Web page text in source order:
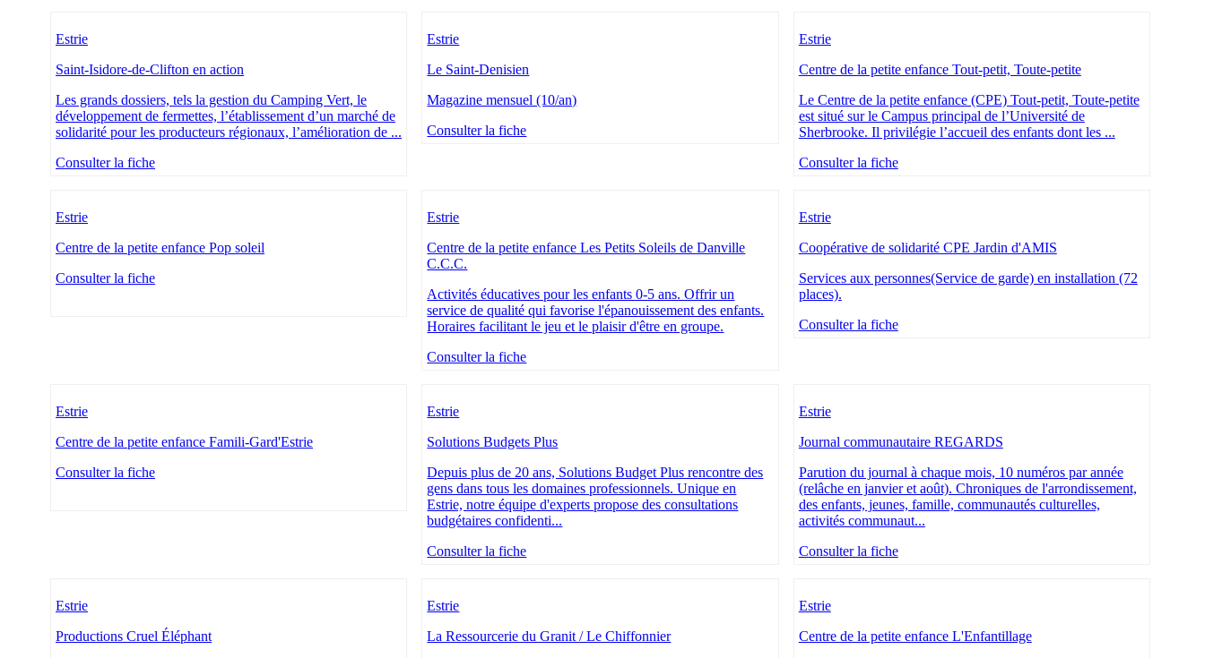
Estrie
Saint-Isidore-de-Clifton en action
Les grands dossiers, tels la gestion du Camping Vert, le
développement de fermettes, l’établissement d’un marché de
solidarité pour les producteurs régionaux, l’amélioration de ...
Consulter la fiche
Estrie
Le Saint-Denisien
Magazine mensuel (10/an)
Consulter la fiche
Estrie
Centre de la petite enfance Tout-petit, Toute-petite
Le Centre de la petite enfance (CPE) Tout-petit, Toute-petite
est situé sur le Campus principal de l’Université de
Sherbrooke. Il privilégie l’accueil des enfants dont les ...
Consulter la fiche
Estrie
Centre de la petite enfance Pop soleil
Consulter la fiche
Estrie
Centre de la petite enfance Les Petits Soleils de Danville
C.C.C.
Activités éducatives pour les enfants 0-5 ans. Offrir un
service de qualité qui favorise l'épanouissement des enfants.
Horaires facilitant le jeu et le plaisir d'être en groupe.
Consulter la fiche
Estrie
Coopérative de solidarité CPE Jardin d'AMIS
Services aux personnes(Service de garde) en installation (72
places).
Consulter la fiche
Estrie
Centre de la petite enfance Famili-Gard'Estrie
Consulter la fiche
Estrie
Solutions Budgets Plus
Depuis plus de 20 ans, Solutions Budget Plus rencontre des
gens dans tous les domaines professionnels. Unique en
Estrie, notre équipe d'experts propose des consultations
budgétaires confidenti...
Consulter la fiche
Estrie
Journal communautaire REGARDS
Parution du journal à chaque mois, 10 numéros par année
(relâche en janvier et août). Chroniques de l'arrondissement,
des enfants, jeunes, famille, communautés culturelles,
activités communaut...
Consulter la fiche
Estrie
Productions Cruel Éléphant
Estrie
La Ressourcerie du Granit / Le Chiffonnier
Estrie
Centre de la petite enfance L'Enfantillage